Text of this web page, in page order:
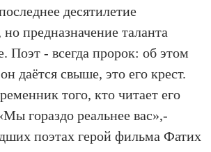
десятилетие
предназначение таланта
Поэт - всегда пророк: об этом
даётся свыше, это его крест.
того, кто читает его
гораздо реальнее вас»,-
поэтах герой фильма Фатих